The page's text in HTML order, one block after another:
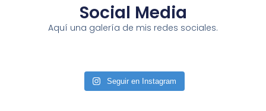
Social Media
Aquí una galería de mis redes sociales.
Seguir en Instagram